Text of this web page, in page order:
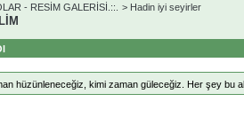
- RESİM GALERİSİ.::. > Hadin iyi seyirler
hüzünleneceğiz, kimi zaman güleceğiz. Her şey bu